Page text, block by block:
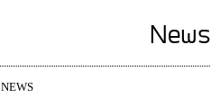
News
NEWS